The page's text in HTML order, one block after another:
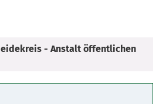
- Anstalt öffentlichen